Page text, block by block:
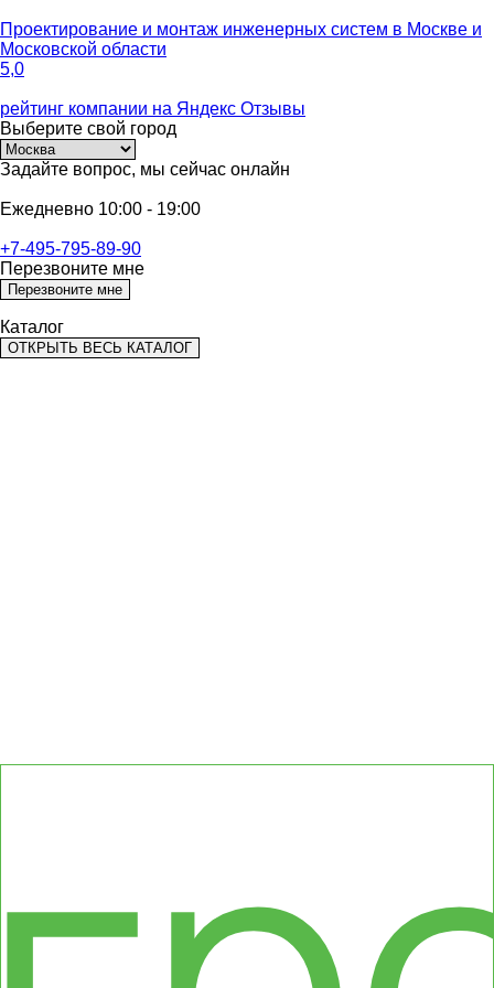
Проектирование и монтаж инженерных систем в Москве и
Московской области
5,0
рейтинг компании на Яндекс Отзывы
Выберите свой город
Задайте вопрос, мы сейчас онлайн
Ежедневно 10:00 - 19:00
+7-495-795-89-90
Перезвоните мне
Перезвоните мне
Каталог
ОТКРЫТЬ ВЕСЬ КАТАЛОГ